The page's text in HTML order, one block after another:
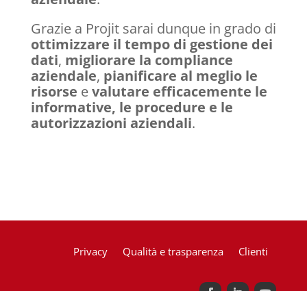
Grazie a Projit sarai dunque in grado di
ottimizzare il tempo di gestione dei
dati, migliorare la compliance
aziendale, pianificare al meglio le
risorse evalutare efficacemente le
informative, le procedure e le
autorizzazioni aziendali.
Privacy Qualità e trasparenza Clienti